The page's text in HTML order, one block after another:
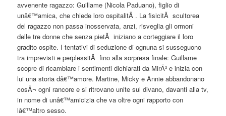
avvenente ragazzo: Guillame (Nicola Paduano), figlio di
unâ€™amica, che chiede loro ospitalitÃ . La fisicitÃ scultorea
del ragazzo non passa inosservata, anzi, risveglia gli ormoni
delle tre donne che senza pietÃ iniziano a corteggiare il loro
gradito ospite. I tentativi di seduzione di ognuna si susseguono
tra imprevisti e perplessitÃ fino alla sorpresa finale: Guillame
scopre di ricambiare i sentimenti dichiarati da MirÃ² e inizia con
lui una storia dâ€™amore. Martine, Micky e Annie abbandonano
cosÃ¬ ogni rancore e si ritrovano unite sul divano, davanti alla tv,
in nome di unâ€™amicizia che va oltre ogni rapporto con
lâ€™altro sesso.